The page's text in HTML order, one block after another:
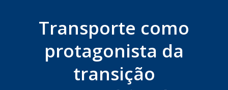
Transporte como
protagonista da
transição